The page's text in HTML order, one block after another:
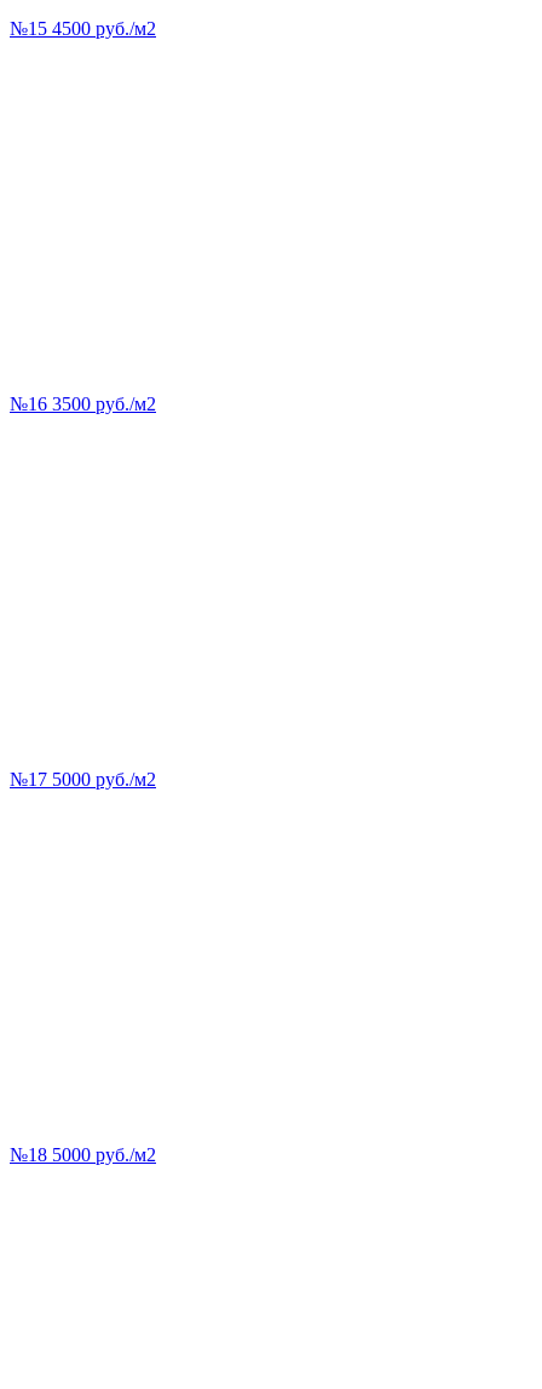
№15 4500 руб./м2
№16 3500 руб./м2
№17 5000 руб./м2
№18 5000 руб./м2